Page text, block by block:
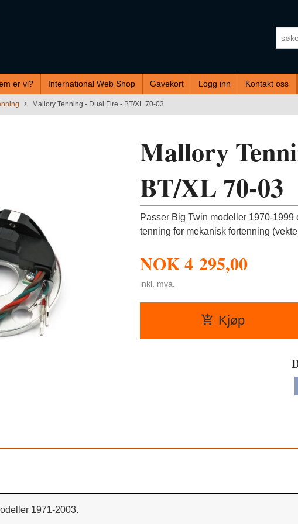
er vi? International Web Shop Gavekort Logg inn Kontakt oss
Mallory Tenning - Dual Fire - BT/XL 70-03
Mallory
BT/XL 70-03
Passer Big Twin modeller 1970-
tenning for mekanisk fortenning
NOK4 295,00
inkl. mva.
Kjøp
1971-2003.